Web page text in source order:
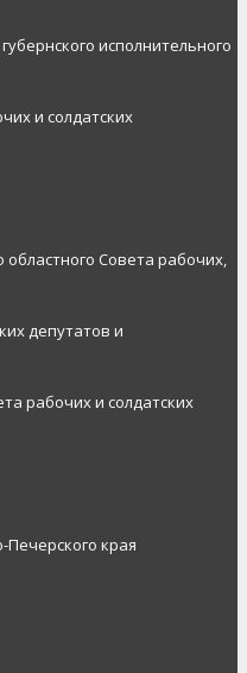
исполнительного
и солдатских
областного Совета рабочих,
депутатов и
рабочих и солдатских
края